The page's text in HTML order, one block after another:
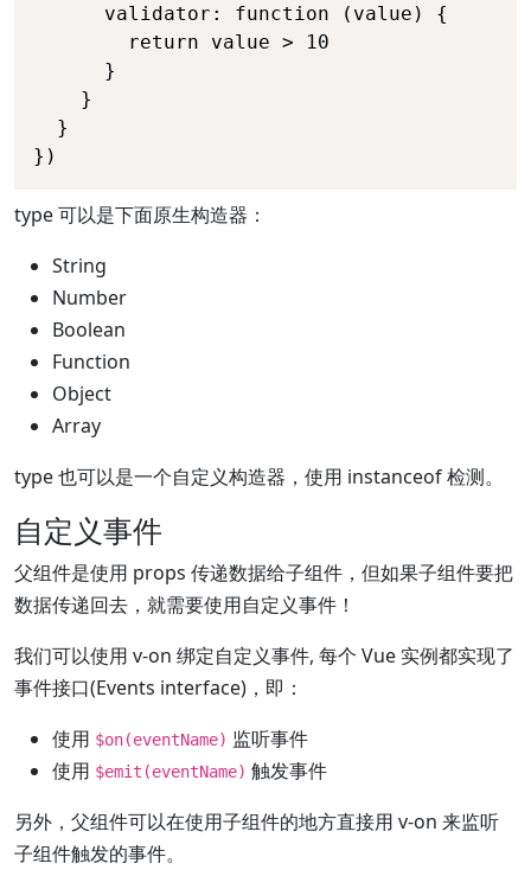
      validator: function (value) {
        return value > 10
      }
    }
  }
})
type 可以是下面原生构造器：
String
Number
Boolean
Function
Object
Array
type 也可以是一个自定义构造器，使用 instanceof 检测。
自定义事件
父组件是使用 props 传递数据给子组件，但如果子组件要把
数据传递回去，就需要使用自定义事件！
我们可以使用 v-on 绑定自定义事件, 每个 Vue 实例都实现了
事件接口(Events interface)，即：
使用 $on(eventName) 监听事件
使用 $emit(eventName) 触发事件
另外，父组件可以在使用子组件的地方直接用 v-on 来监听
子组件触发的事件。